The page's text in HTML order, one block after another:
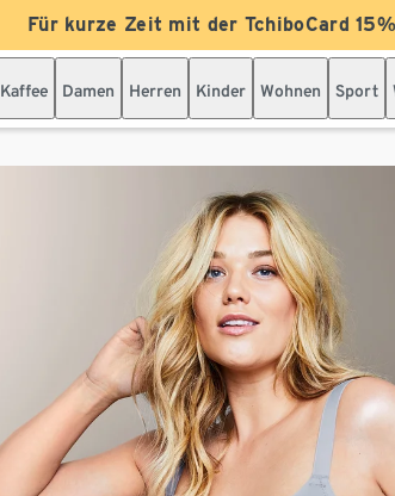
Für kurze Zeit mit der TchiboCard
Kaffee Damen Herren Kinder Wohnen Sport